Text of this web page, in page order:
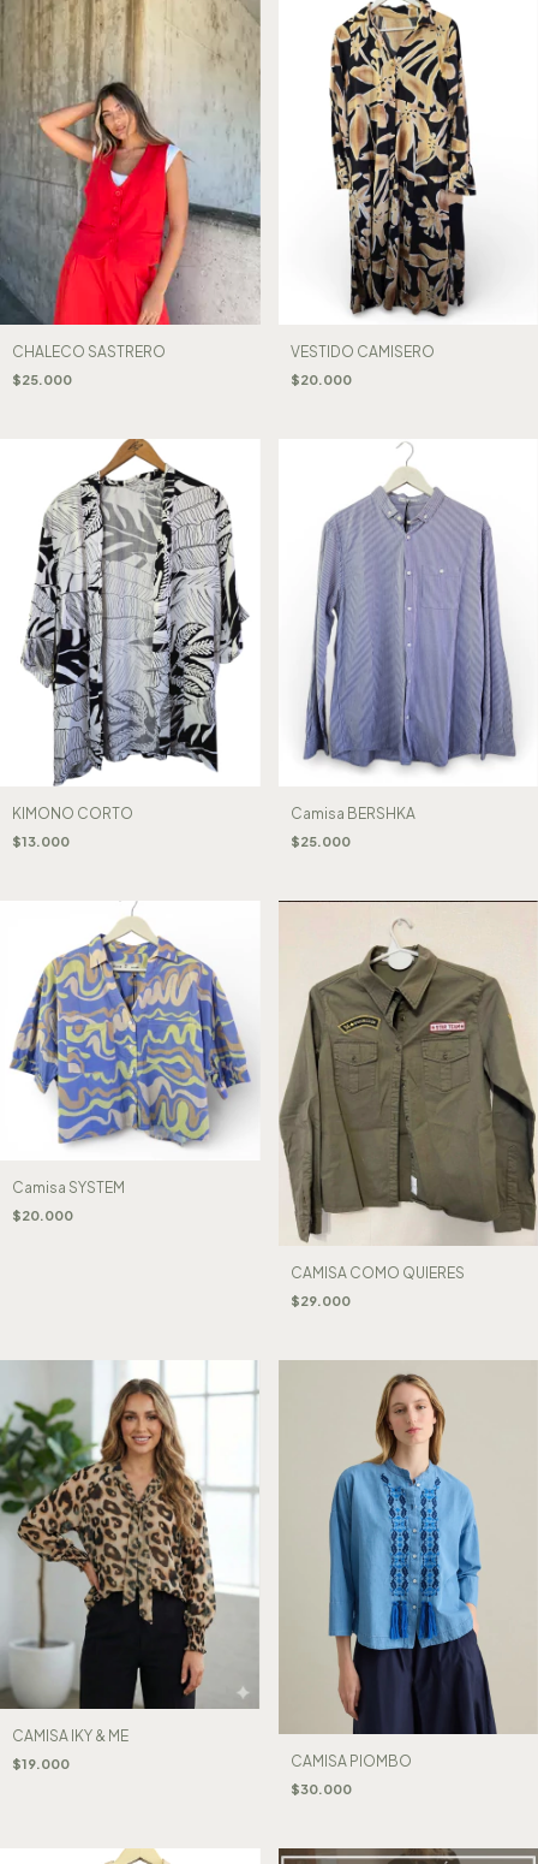
CHALECO SASTRERO
$25.000
VESTIDO CAMISERO
$20.000
KIMONO CORTO
$13.000
Camisa BERSHKA
$25.000
Camisa SYSTEM
$20.000
CAMISA COMO QUIERES
$29.000
CAMISA IKY & ME
$19.000 CAMISA PIOMBO
$30.000